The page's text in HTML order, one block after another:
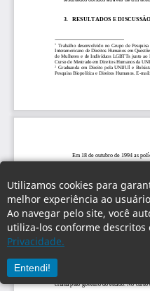
Utilizamos cookies para
melhor experiência ao
Ao navegar pelo site, você
utiliza-los conforme descritos
Privacidade.
Entendi!